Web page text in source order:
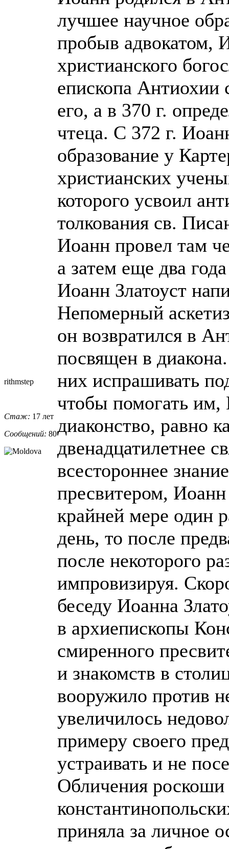
rithmstep
Стаж: 17 лет
Сообщений: 80
лучшее научное
пробыв адвокатом,
христианского
епископа Антиохии
его, а в 370 г.
чтеца. С 372 г.
образование у
христианских
которого усвоил
толкования св.
Иоанн провел там
а затем еще два
Иоанн Златоуст
Непомерный
он возвратился в
посвящен в
них испрашивать
чтобы помогать им,
диаконство, равно
двенадцатилетнее
всестороннее
пресвитером, Иоанн
крайней мере один
день, то после
после некоторого
импровизируя.
беседу Иоанна
в архиепископы
смиренного
и знакомств в
вооружило против
увеличилось
примеру своего
устраивать и не
Обличения роскоши
приняла за личное